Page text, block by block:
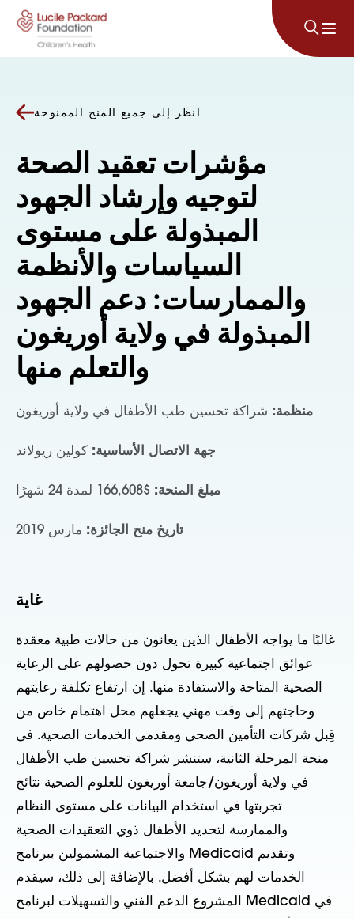
انتقل إلى المحتوى
انظر إلى جميع المنح الممنوحة
مؤشرات تعقيد الصحة
لتوجيه وإرشاد الجهود
المبذولة على مستوى
السياسات والأنظمة
والممارسات: دعم الجهود
المبذولة في ولاية أوريغون
والتعلم منها
منظمة: شراكة تحسين طب الأطفال في ولاية أوريغون
جهة الاتصال الأساسية: كولين ريولاند
مبلغ المنحة: $166,608 لمدة 24 شهرًا
تاريخ منح الجائزة: مارس 2019
غاية
غالبًا ما يواجه الأطفال الذين يعانون من حالات طبية معقدة
عوائق اجتماعية كبيرة تحول دون حصولهم على الرعاية
الصحية المتاحة والاستفادة منها. إن ارتفاع تكلفة رعايتهم
وحاجتهم إلى وقت مهني يجعلهم محل اهتمام خاص من
قِبل شركات التأمين الصحي ومقدمي الخدمات الصحية. في
منحة المرحلة الثانية، ستنشر شراكة تحسين طب الأطفال
في ولاية أوريغون/جامعة أوريغون للعلوم الصحية نتائج
تجربتها في استخدام البيانات على مستوى النظام
والممارسة لتحديد الأطفال ذوي التعقيدات الصحية
والاجتماعية المشمولين ببرنامج Medicaid وتقديم
الخدمات لهم بشكل أفضل. بالإضافة إلى ذلك، سيقدم
المشروع الدعم الفني والتسهيلات لبرنامج Medicaid في